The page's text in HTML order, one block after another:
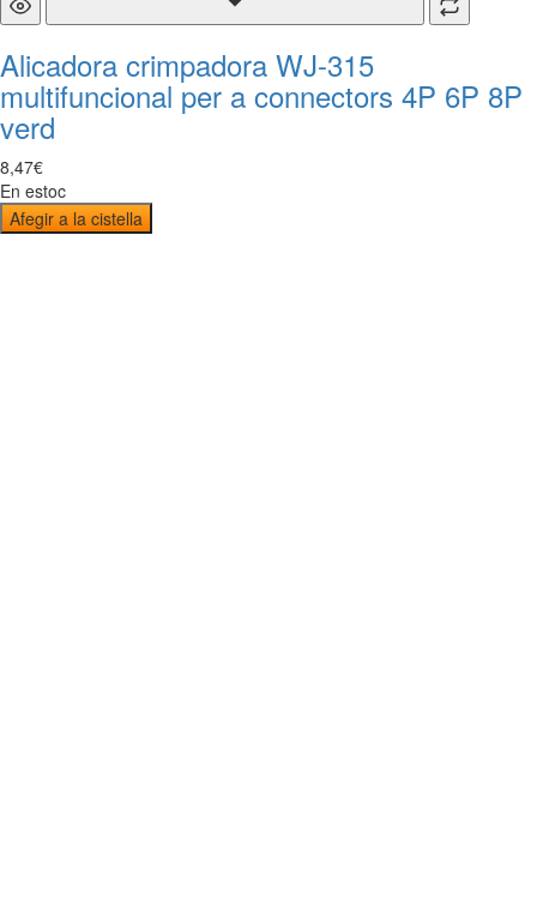
Alicadora crimpadora WJ-315
multifuncional per a connectors 4P 6P 8P
verd
8,47€
En estoc
Afegir a la cistella